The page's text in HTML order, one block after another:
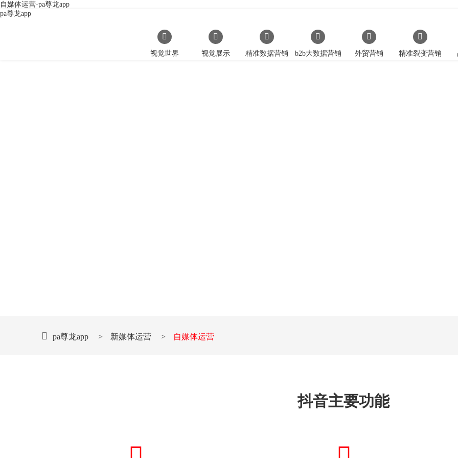
自媒体运营-pa尊龙app
pa尊龙app
视觉世界 视觉展示 精准数据营销 b2b大数据营销 外贸营销 精准裂变营销
pa尊龙app > 新媒体运营 > 自媒体运营
抖音主要功能